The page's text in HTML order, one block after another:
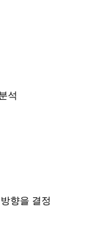
석
향을 결정